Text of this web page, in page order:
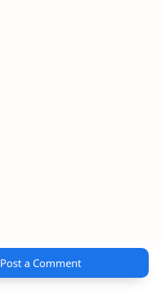
Post a Comment